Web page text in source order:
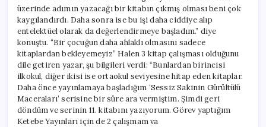
üzerinde adımın yazacağı bir kitabın çıkmış olması beni çok
kaygılandırdı. Daha sonra ise bu işi daha ciddiye alıp
entelektüel olarak da değerlendirmeye başladım.” diye
konuştu. “Bir çocuğun daha ahlaklı olmasını sadece
kitaplardan bekleyemeyiz” Halen 3 kitap çalışması olduğunu
dile getiren yazar, şu bilgileri verdi: “Bunlardan birincisi
ilkokul, diğer ikisi ise ortaokul seviyesine hitap eden kitaplar.
Daha önce yayınlamaya başladığım ‘Sessiz Sakinin Gürültülü
Maceraları’ serisine bir süre ara vermiştim. Şimdi geri
döndüm ve serinin 11. kitabını yazıyorum. Görev yaptığım
Ketebe Yayınları için de 2 çalışmam va